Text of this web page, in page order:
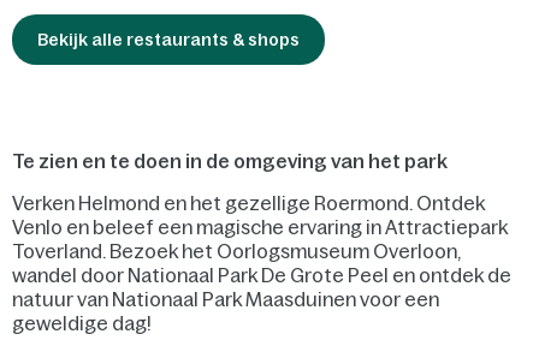
Bekijk alle restaurants & shops
Te zien en te doen in de omgeving van het park
Verken Helmond en het gezellige Roermond. Ontdek
Venlo en beleef een magische ervaring in Attractiepark
Toverland. Bezoek het Oorlogsmuseum Overloon,
wandel door Nationaal Park De Grote Peel en ontdek de
natuur van Nationaal Park Maasduinen voor een
geweldige dag!